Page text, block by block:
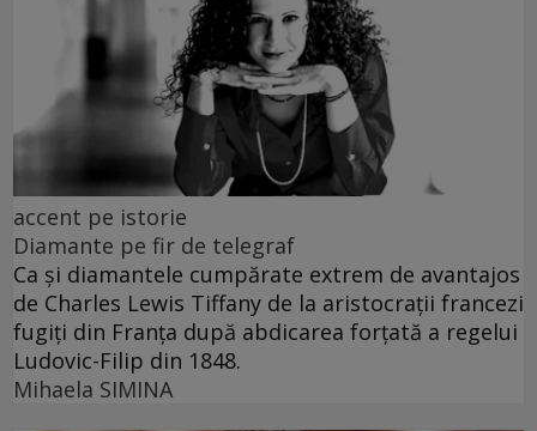
accent pe istorie
Diamante pe fir de telegraf
Ca și diamantele cumpărate extrem de avantajos
de Charles Lewis Tiffany de la aristocrații francezi
fugiți din Franța după abdicarea forțată a regelui
Ludovic-Filip din 1848.
Mihaela SIMINA